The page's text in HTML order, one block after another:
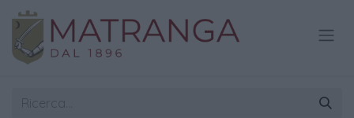
Passa al contenuto